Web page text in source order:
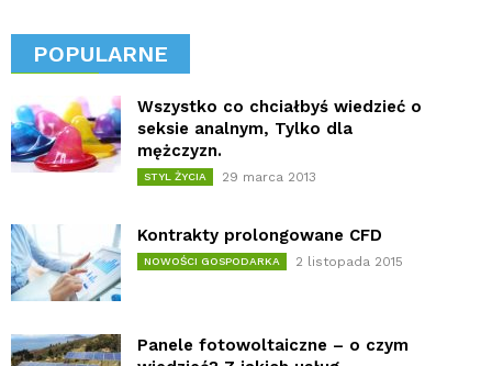
POPULARNE
Wszystko co chciałbyś wiedzieć o
seksie analnym, Tylko dla
mężczyzn.
STYL ŻYCIA 29 marca 2013
Kontrakty prolongowane CFD
NOWOŚCI GOSPODARKA 2 listopada 2015
Panele fotowoltaiczne – o czym